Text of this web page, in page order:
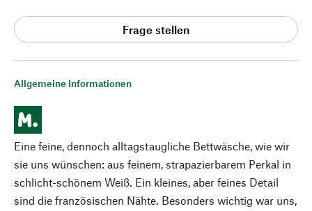
Allgemeine Informationen
Eine feine, dennoch alltagstaugliche Bettwäsche, wie wir
sie uns wünschen: aus feinem, strapazierbarem Perkal in
schlicht-schönem Weiß. Ein kleines, aber feines Detail
sind die französischen Nähte. Besonders wichtig war uns,
Frage stellen